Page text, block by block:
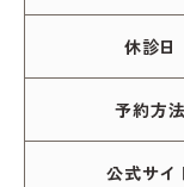
休診日
予約方法
公式サイ